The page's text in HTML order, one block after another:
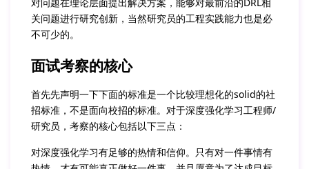
关问题进行研究创新，当然研究员的工程实践能力也是必
不可少的。
面试考察的核心
首先先声明一下下面的标准是一个比较理想化的solid的社
招标准，不是面向校招的标准。对于深度强化学习工程师/
研究员，考察的核心包括以下三点：
对深度强化学习有足够的热情和信仰。只有对一件事情有